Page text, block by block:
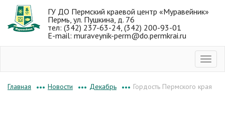
ГУ ДО Пермский краевой центр «Муравейник»
Пермь, ул. Пушкина, д. 76
тел: (342) 237-63-24, (342) 200-93-01
E-mail: muraveynik-perm@do.permkrai.ru
Главная ••• Новости ••• Декабрь ••• Гордость Пермского края